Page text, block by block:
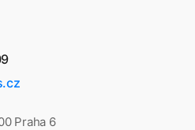
Praha 6